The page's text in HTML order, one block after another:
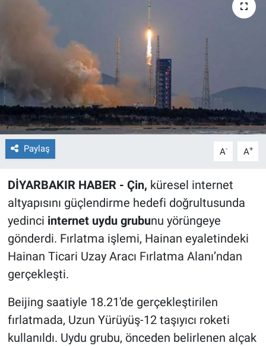
Paylaş A- A+
DİYARBAKIR HABER - Çin, küresel internet
altyapısını güçlendirme hedefi doğrultusunda
yedinci internet uydu grubunu yörüngeye
gönderdi. Fırlatma işlemi, Hainan eyaletindeki
Hainan Ticari Uzay Aracı Fırlatma Alanı’ndan
gerçekleşti.
Beijing saatiyle 18.21'de gerçekleştirilen
fırlatmada, Uzun Yürüyüş-12 taşıyıcı roketi
kullanıldı. Uydu grubu, önceden belirlenen alçak
EĞİTİM
POLİTİKA
SAĞLIK
SPOR
TEKNOLOJİ